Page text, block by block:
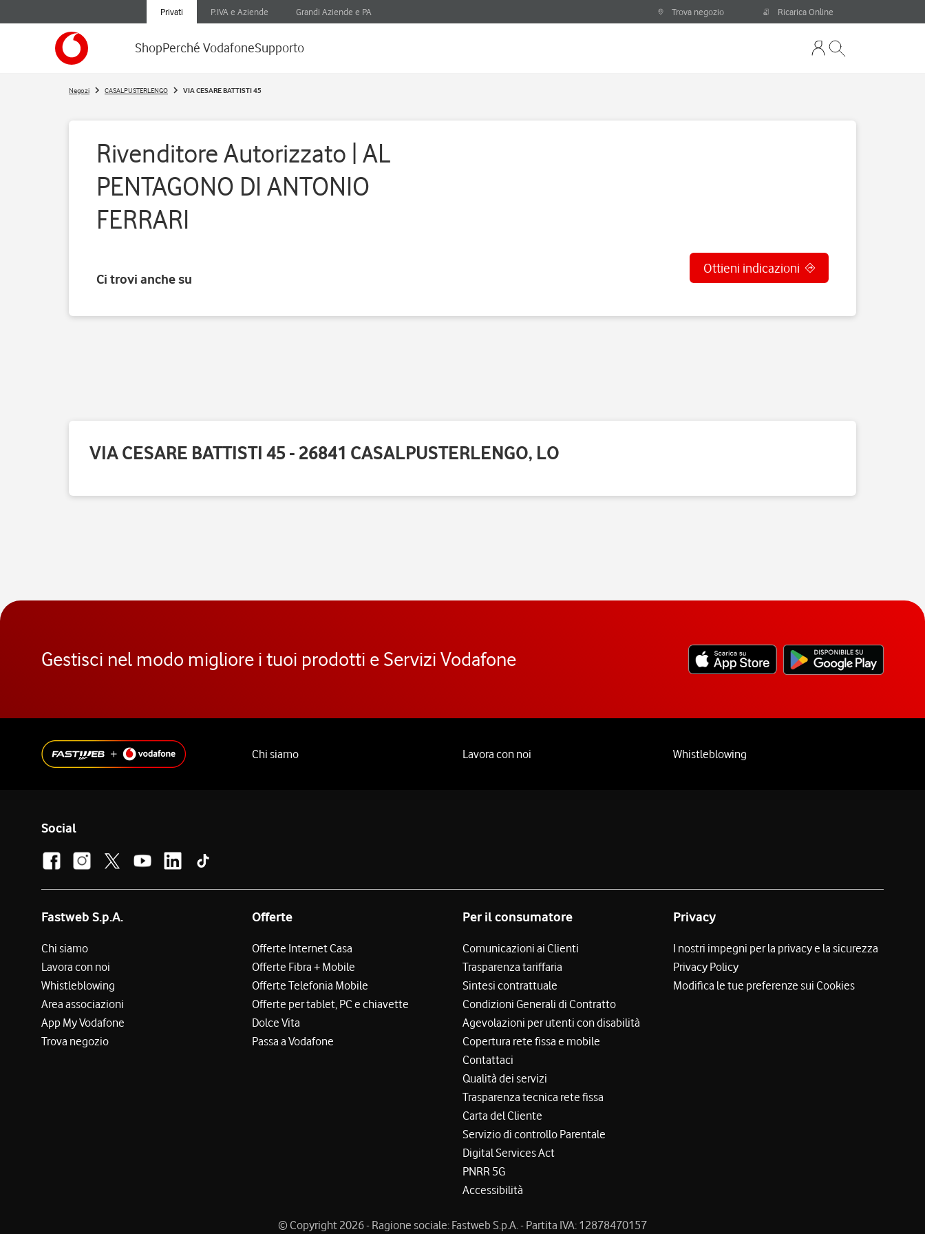
Privati P.IVA e Aziende Grandi Aziende e PA Trova negozio Ricarica Online
ShopPerché VodafoneSupporto
Negozi CASALPUSTERLENGO VIA CESARE BATTISTI 45
Rivenditore Autorizzato | AL
PENTAGONO DI ANTONIO
FERRARI
Ci trovi anche su
Ottieni indicazioni
VIA CESARE BATTISTI 45 - 26841 CASALPUSTERLENGO, LO
Gestisci nel modo migliore i tuoi prodotti e Servizi Vodafone
Chi siamo Lavora con noi Whistleblowing
Social
Fastweb S.p.A.
Chi siamo
Lavora con noi
Whistleblowing
Area associazioni
App My Vodafone
Trova negozio
Offerte
Offerte Internet Casa
Offerte Fibra + Mobile
Offerte Telefonia Mobile
Offerte per tablet, PC e chiavette
Dolce Vita
Passa a Vodafone
Per il consumatore
Comunicazioni ai Clienti
Trasparenza tariffaria
Sintesi contrattuale
Condizioni Generali di Contratto
Agevolazioni per utenti con disabilità
Copertura rete fissa e mobile
Contattaci
Qualità dei servizi
Trasparenza tecnica rete fissa
Carta del Cliente
Servizio di controllo Parentale
Digital Services Act
PNRR 5G
Accessibilità
Privacy
I nostri impegni per la privacy e la sicurezza
Privacy Policy
Modifica le tue preferenze sui Cookies
© Copyright 2026 - Ragione sociale: Fastweb S.p.A. - Partita IVA: 12878470157